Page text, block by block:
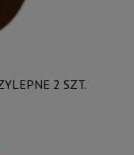
2 SZT.